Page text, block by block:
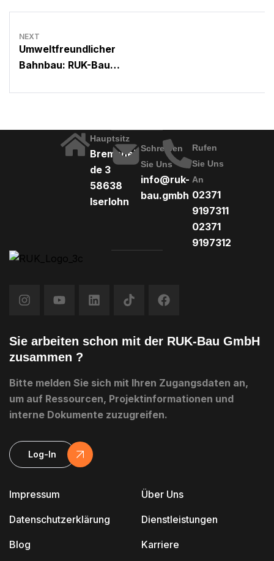
NEXT
Umweltfreundlicher
Bahnbau: RUK-Bau
ökologische und
Technologien
Hauptsitz
Bremshei
de 3
58638
Iserlohn
Schreiben
Sie Uns
info@ruk-
bau.gmbh
Rufen
Sie Uns
An
02371
9197311
02371
9197312
Impressum
Datenschutzerklärung
Blog
Über Uns
Dienstleistungen
Karriere
Sie arbeiten schon mit der RUK-Bau GmbH
zusammen ?
Bitte melden Sie sich mit Ihren Zugangsdaten an,
um auf Ressourcen, Projektinformationen und
interne Dokumente zuzugreifen.
Log-In